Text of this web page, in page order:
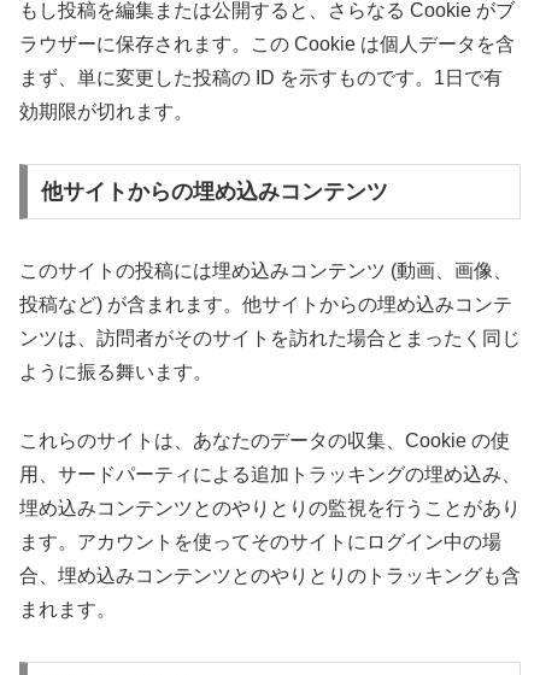
もし投稿を編集または公開すると、さらなる Cookie がブ
ラウザーに保存されます。この Cookie は個人データを含
まず、単に変更した投稿の ID を示すものです。1日で有
効期限が切れます。
他サイトからの埋め込みコンテンツ
このサイトの投稿には埋め込みコンテンツ (動画、画像、
投稿など) が含まれます。他サイトからの埋め込みコンテ
ンツは、訪問者がそのサイトを訪れた場合とまったく同じ
ように振る舞います。
これらのサイトは、あなたのデータの収集、Cookie の使
用、サードパーティによる追加トラッキングの埋め込み、
埋め込みコンテンツとのやりとりの監視を行うことがあり
ます。アカウントを使ってそのサイトにログイン中の場
合、埋め込みコンテンツとのやりとりのトラッキングも含
まれます。